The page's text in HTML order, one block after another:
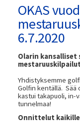
OKAS
6.7.2020
Olarin kansalliset
Yhdistyksemme
Golfin kentällä. Sää
kastui takapuoli, in-
tunnelmaa!
Onnittelut